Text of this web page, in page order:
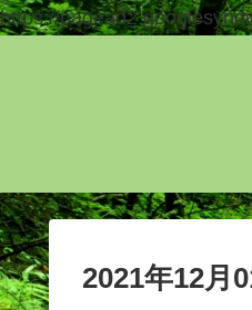
https://
2021年12月